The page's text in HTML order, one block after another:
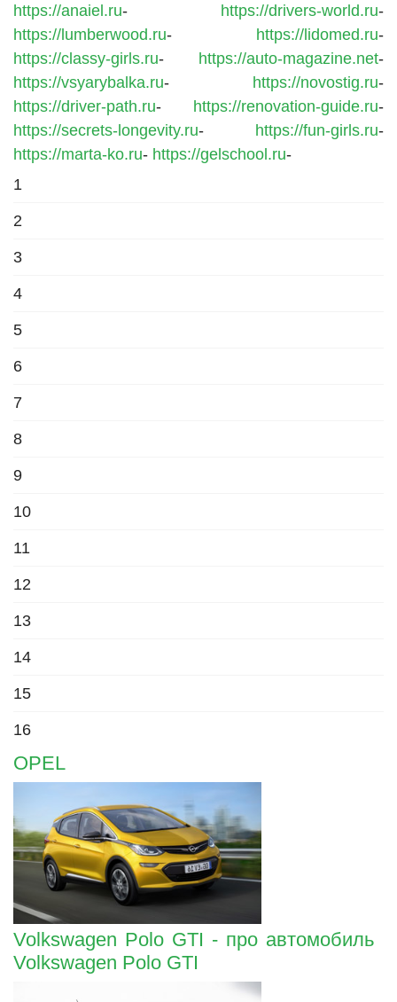
https://anaiel.ru- https://drivers-world.ru-
https://lumberwood.ru- https://lidomed.ru-
https://classy-girls.ru- https://auto-magazine.net-
https://vsyarybalka.ru- https://novostig.ru-
https://driver-path.ru- https://renovation-guide.ru-
https://secrets-longevity.ru- https://fun-girls.ru-
https://marta-ko.ru- https://gelschool.ru-
1
2
3
4
5
6
7
8
9
10
11
12
13
14
15
16
OPEL
Volkswagen Polo GTI - про автомобиль
Volkswagen Polo GTI